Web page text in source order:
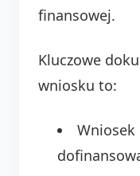
finansowej.
Kluczowe
wniosku to:
Wniosek